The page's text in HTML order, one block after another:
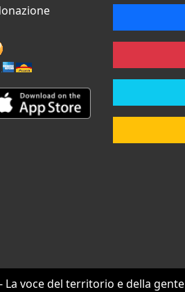
La voce del territorio e della gente